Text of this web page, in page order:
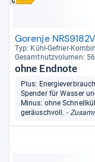
Gorenje
Typ: Kühl-​Gefrier-​
Gesamt­nutz­vo­lu­men:
ohne Endnote
Plus:
Spender für Wasser
Minus: ohne
geräuschvoll. -